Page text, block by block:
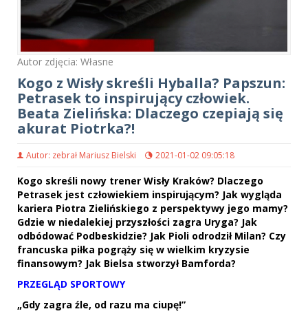
Autor zdjęcia: Własne
Kogo z Wisły skreśli Hyballa? Papszun:
Petrasek to inspirujący człowiek.
Beata Zielińska: Dlaczego czepiają się
akurat Piotrka?!
Autor: zebrał Mariusz Bielski 2021-01-02 09:05:18
Kogo skreśli nowy trener Wisły Kraków? Dlaczego
Petrasek jest człowiekiem inspirującym? Jak wygląda
kariera Piotra Zielińskiego z perspektywy jego mamy?
Gdzie w niedalekiej przyszłości zagra Uryga? Jak
odbódować Podbeskidzie? Jak Pioli odrodził Milan? Czy
francuska piłka pogrąży się w wielkim kryzysie
finansowym? Jak Bielsa stworzył Bamforda?
PRZEGLĄD SPORTOWY
„Gdy zagra źle, od razu ma ciupę!”